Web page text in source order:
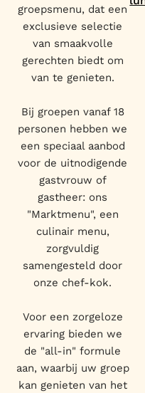
groepsmenu, dat een
exclusieve selectie
van smaakvolle
gerechten biedt om
van te genieten.
Bij groepen vanaf 18
personen hebben we
een speciaal aanbod
voor de uitnodigende
gastvrouw of
gastheer: ons
"Marktmenu", een
culinair menu,
zorgvuldig
samengesteld door
onze chef-kok.
Voor een zorgeloze
ervaring bieden we
de "all-in" formule
aan, waarbij uw groep
kan genieten van het